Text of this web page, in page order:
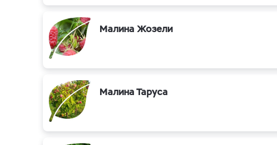
Малина Жозели
Малина Таруса